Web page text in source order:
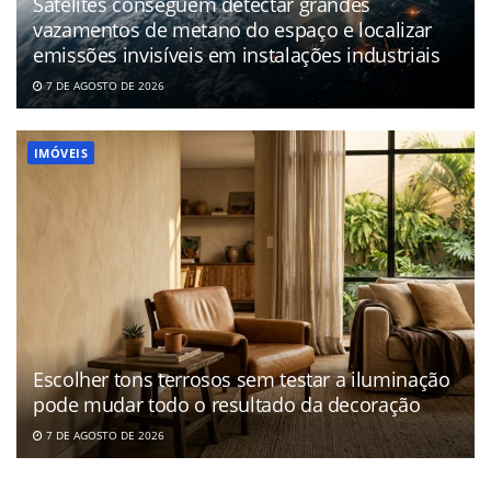
vazamentos de metano do espaço e localizar
emissões invisíveis em instalações industriais
7 DE AGOSTO DE 2026
IMÓVEIS
Escolher tons terrosos sem testar a iluminação
pode mudar todo o resultado da decoração
7 DE AGOSTO DE 2026